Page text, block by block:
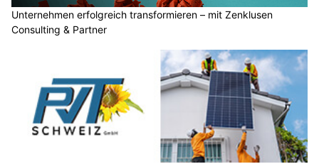
Unternehmen erfolgreich transformieren – mit Zenklusen
Consulting & Partner